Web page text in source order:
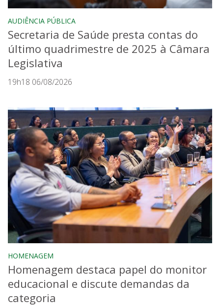
AUDIÊNCIA PÚBLICA
Secretaria de Saúde presta contas do
último quadrimestre de 2025 à Câmara
Legislativa
19h18 06/08/2026
HOMENAGEM
Homenagem destaca papel do monitor
educacional e discute demandas da
categoria